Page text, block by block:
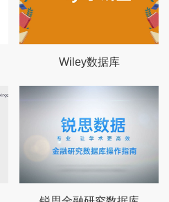
Wiley数据库